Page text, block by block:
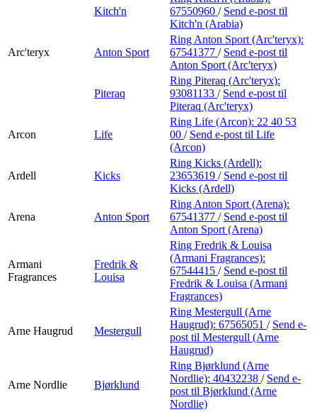
Kitch'n
67550960 / Send e-post til
Kitch'n (Arabia)
Arc'teryx Anton Sport
Ring Anton Sport (Arc'teryx):
67541377 / Send e-post til
Anton Sport (Arc'teryx)
Piteraq
Ring Piteraq (Arc'teryx):
93081133 / Send e-post til
Piteraq (Arc'teryx)
Arcon Life
Ring Life (Arcon): 22 40 53
00 / Send e-post til Life
(Arcon)
Ardell Kicks
Ring Kicks (Ardell):
23653619 / Send e-post til
Kicks (Ardell)
Arena Anton Sport
Ring Anton Sport (Arena):
67541377 / Send e-post til
Anton Sport (Arena)
Armani
Fragrances
Fredrik &
Louisa
Ring Fredrik & Louisa
(Armani Fragrances):
67544415 / Send e-post til
Fredrik & Louisa (Armani
Fragrances)
Arne Haugrud Mestergull
Ring Mestergull (Arne
Haugrud): 67565051 / Send e-
post til Mestergull (Arne
Haugrud)
Arne Nordlie Bjørklund
Ring Bjørklund (Arne
Nordlie): 40432238 / Send e-
post til Bjørklund (Arne
Nordlie)